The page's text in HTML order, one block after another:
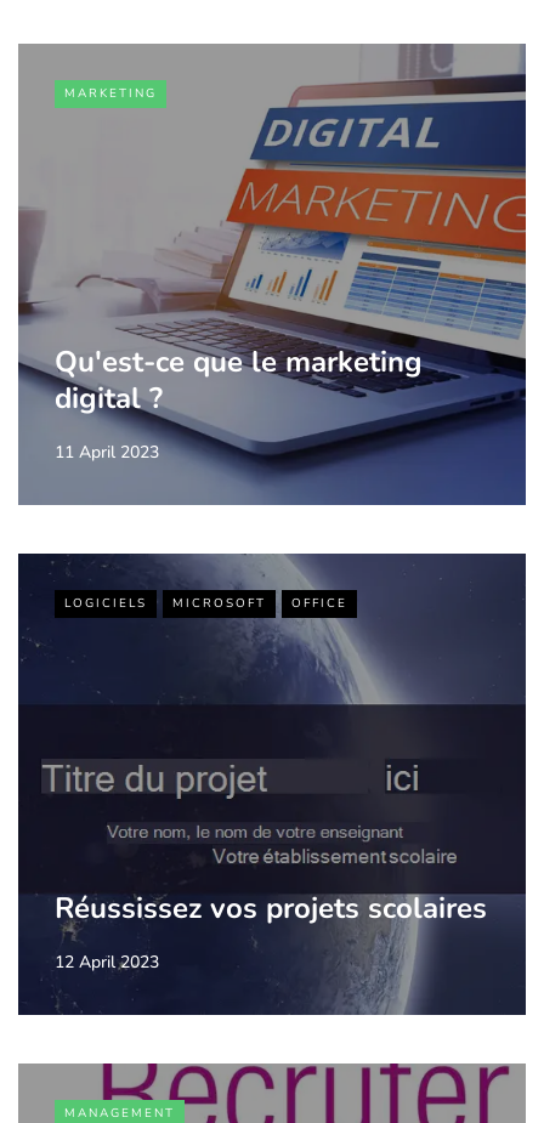
MARKETING
Qu'est-ce que le marketing
digital ?
11 April 2023
LOGICIELS MICROSOFT OFFICE
Réussissez vos projets scolaires
12 April 2023
MANAGEMENT